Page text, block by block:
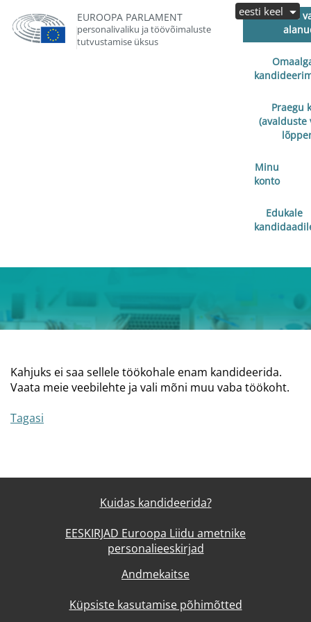
EUROOPA PARLAMENT
personalivaliku ja töövõimaluste
tutvustamise üksus
Avalduste
Praegu
(avalduste
Minu
konto
Edukale
eesti keel
Kahjuks ei saa sellele töökohale enam kandideerida.
Vaata meie veebilehte ja vali mõni muu vaba töökoht.
Tagasi
Kuidas kandideerida?
EESKIRJAD Euroopa Liidu ametnike
personalieeskirjad
Andmekaitse
Küpsiste kasutamise põhimõtted